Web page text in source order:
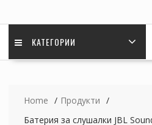
КАТЕГОРИИ
Home
Продукти
Батерия за слушалки JBL